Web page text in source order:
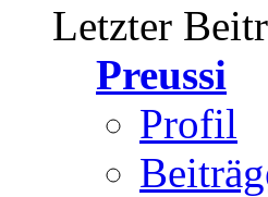
Letzter
Preussi
Profil